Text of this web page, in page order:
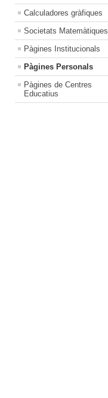
Calculadores gràfiques
Societats Matemàtiques
Pàgines Institucionals
Pàgines Personals
Pàgines de Centres
Educatius